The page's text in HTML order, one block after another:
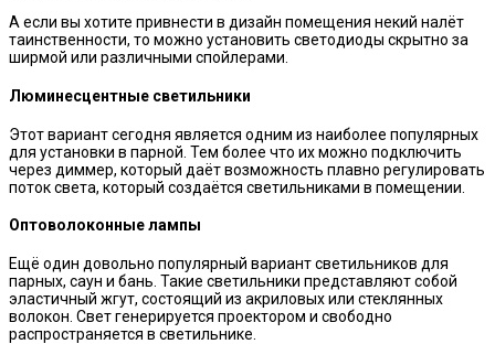
А если вы хотите привнести в дизайн помещения некий налёт
таинственности, то можно установить светодиоды скрытно за
ширмой или различными спойлерами.
Люминесцентные светильники
Этот вариант сегодня является одним из наиболее популярных
для установки в парной. Тем более что их можно подключить
через диммер, который даёт возможность плавно регулировать
поток света, который создаётся светильниками в помещении.
Оптоволоконные лампы
Ещё один довольно популярный вариант светильников для
парных, саун и бань. Такие светильники представляют собой
эластичный жгут, состоящий из акриловых или стеклянных
волокон. Свет генерируется проектором и свободно
распространяется в светильнике.